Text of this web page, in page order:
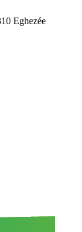
Eghezée